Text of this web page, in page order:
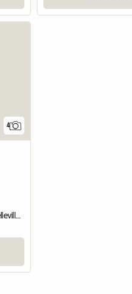
4
Gesamte Unterkunft | Saint-Jean-de-Belleville (73440)